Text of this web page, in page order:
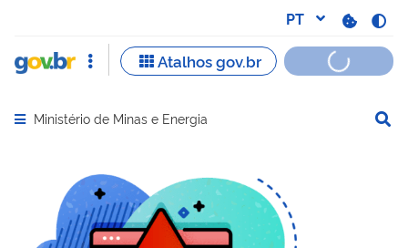
Abrir menu principal de navegação
Ministério de Minas e Energia